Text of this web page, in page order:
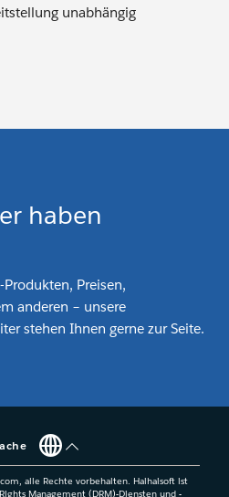
unabhängig
haben
Preisen,
anderen – unsere
stehen Ihnen gerne zur Seite.
alle Rechte vorbehalten. Haihaisoft ist
Management (DRM)-Diensten und -